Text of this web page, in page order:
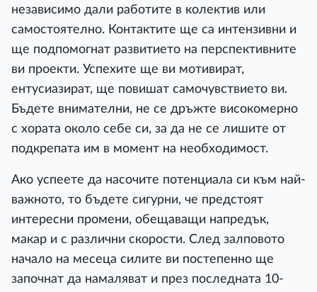
независимо дали работите в колектив или
самостоятелно. Контактите ще са интензивни и
ще подпомогнат развитието на перспективните
ви проекти. Успехите ще ви мотивират,
ентусиазират, ще повишат самочувствието ви.
Бъдете внимателни, не се дръжте високомерно
с хората около себе си, за да не се лишите от
подкрепата им в момент на необходимост.
Ако успеете да насочите потенциала си към най-
важното, то бъдете сигурни, че предстоят
интересни промени, обещаващи напредък,
макар и с различни скорости. След залповото
начало на месеца силите ви постепенно ще
започнат да намаляват и през последната 10-